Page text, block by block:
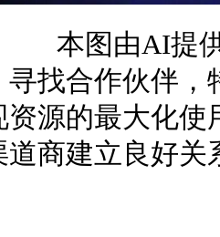
本图由AI提
找合作伙伴
源的最大化
商建立良好